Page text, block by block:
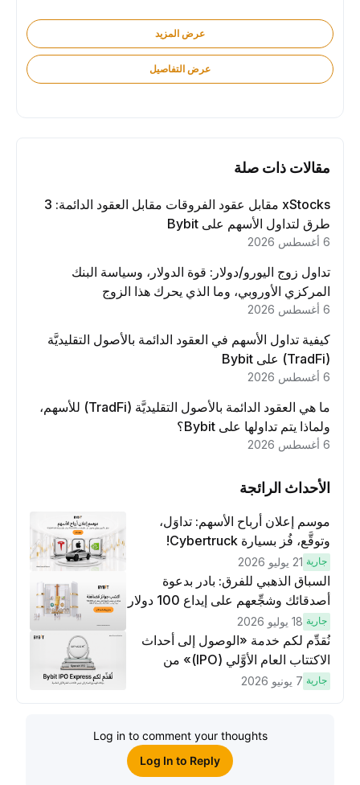
عرض المزيد
عرض التفاصيل
مقالات ذات صلة
xStocks مقابل عقود الفروقات مقابل العقود الدائمة: 3
طرق لتداول الأسهم على Bybit
تداول زوج اليورو/دولار: قوة الدولار، وسياسة البنك
المركزي الأوروبي، وما الذي يحرك هذا الزوج
كيفية تداول الأسهم في العقود الدائمة بالأصول التقليديَّة
ما هي العقود الدائمة بالأصول التقليديَّة (TradFi) للأسهم،
ولماذا يتم تداولها على Bybit؟
الأحداث الرائجة
موسم إعلان أرباح الأسهم: تداوَل،
وتوقَّع، فُز بسيارة Cybertruck!
جارية 21 يوليو 2026
السباق الذهبي للفرق: بادر بدعوة
أصدقائك وشجِّعهم على إيداع 100 دولار
لكسَب مكافآت مُضاعَفة
جارية 18 يوليو 2026
نُقدِّم لكم خدمة «الوصول إلى أحداث
الاكتتاب العام الأوَّلي (IPO)» من
Bybit، بوابتك للوصول المبكر إلى فرص
جارية 7 يونيو 2026
Log in to comment your thoughts
Log In to Reply